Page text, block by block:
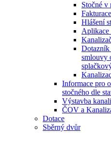
Stočné v
Hlášení
Dotazník
smlouvy
Informace pro
stočného dle
Výstavba
ČOV a
Dotace
Sběrný dvůr